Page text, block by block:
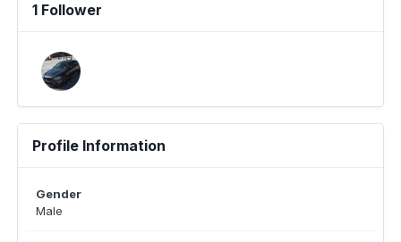
1 Follower
Profile Information
Gender
Male